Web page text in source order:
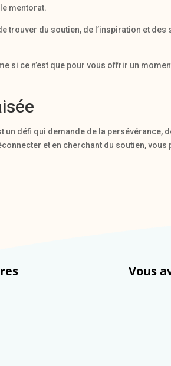
mentorat.
trouver du soutien, de l’inspiration et
si ce n’est que pour vous offrir un
un défi qui demande de la persévérance,
et en cherchant du soutien,
Vous